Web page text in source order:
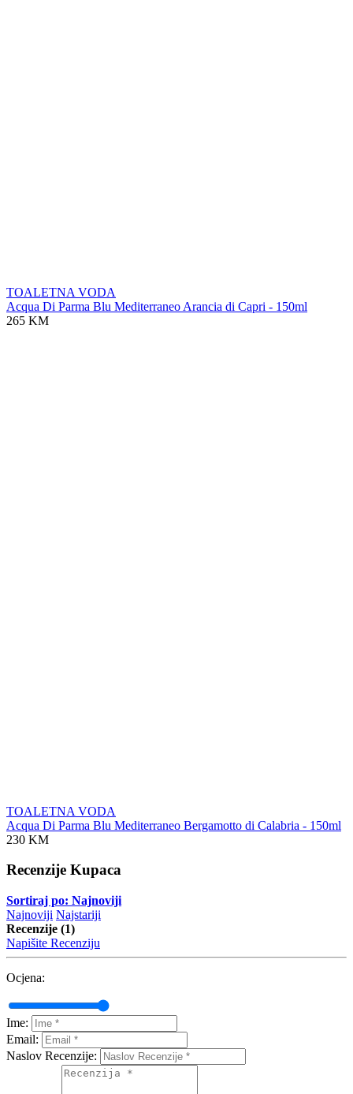
TOALETNA VODA
Acqua Di Parma Blu Mediterraneo Arancia di Capri - 150ml
265 KM
TOALETNA VODA
Acqua Di Parma Blu Mediterraneo Bergamotto di Calabria - 150ml
230 KM
Recenzije Kupaca
Sortiraj po: Najnoviji
Najnoviji Najstariji
Recenzije (1)
Napišite Recenziju
Ocjena:
Ime:
Email:
Naslov Recenzije: